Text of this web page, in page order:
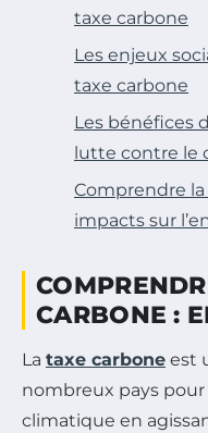
taxe carbone
Les enjeux
taxe carbone
Les bénéfices
lutte contre le
Comprendre
impacts sur
CARBONE :
La taxe carbone est
nombreux pays
climatique en